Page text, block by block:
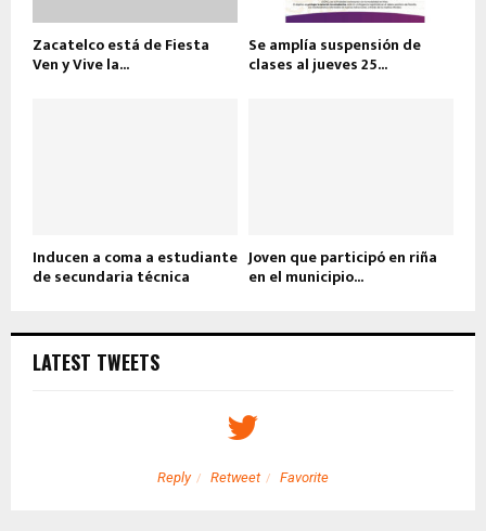
Zacatelco está de Fiesta
Ven y Vive la...
Se amplía suspensión de
clases al jueves 25...
Inducen a coma a estudiante
de secundaria técnica
Joven que participó en riña
en el municipio...
LATEST TWEETS
Reply Retweet Favorite